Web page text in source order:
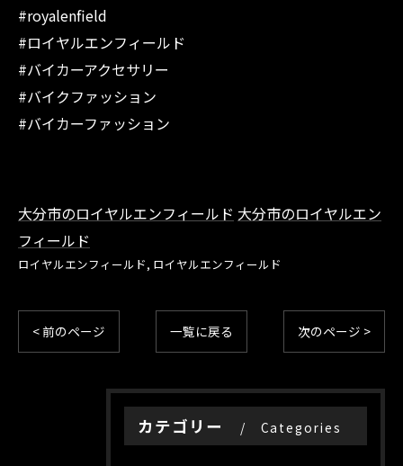
#royalenfield
#ロイヤルエンフィールド
#バイカーアクセサリー
#バイクファッション
#バイカーファッション
大分市のロイヤルエンフィールド 大分市のロイヤルエン
フィールド
ロイヤルエンフィールド ロイヤルエンフィールド
< 前のページ 一覧に戻る 次のページ >
カテゴリー Categories